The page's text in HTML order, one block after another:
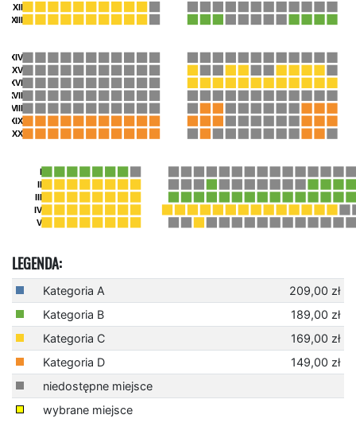
LEGENDA:
Kategoria A
209,00 zł
Kategoria B
189,00 zł
Kategoria C
169,00 zł
Kategoria D
149,00 zł
niedostępne miejsce
wybrane miejsce